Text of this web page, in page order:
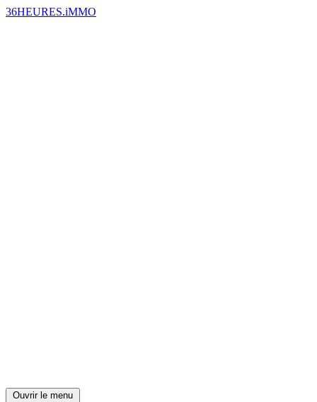
36HEURES.iMMO
Ouvrir le menu